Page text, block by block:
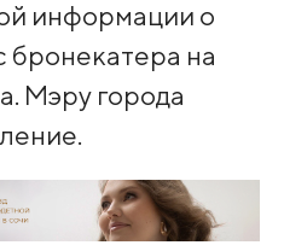
информации о
бронекатера на
Мэру города